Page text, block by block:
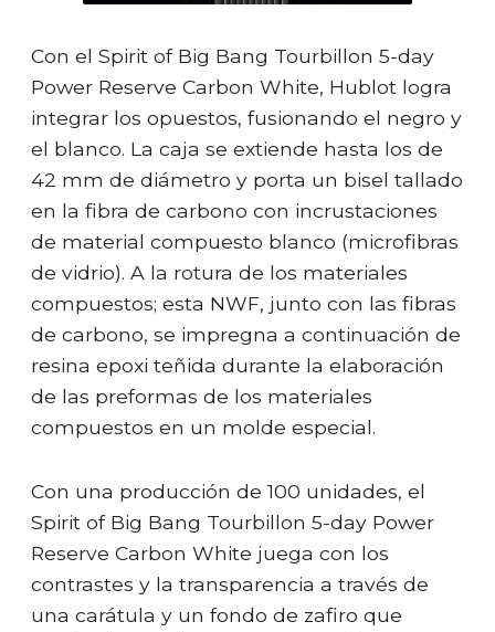
Con el Spirit of Big Bang Tourbillon 5-day
Power Reserve Carbon White, Hublot logra
integrar los opuestos, fusionando el negro y
el blanco. La caja se extiende hasta los de
42 mm de diámetro y porta un bisel tallado
en la fibra de carbono con incrustaciones
de material compuesto blanco (microfibras
de vidrio). A la rotura de los materiales
compuestos; esta NWF, junto con las fibras
de carbono, se impregna a continuación de
resina epoxi teñida durante la elaboración
de las preformas de los materiales
compuestos en un molde especial.
Con una producción de 100 unidades, el
Spirit of Big Bang Tourbillon 5-day Power
Reserve Carbon White juega con los
contrastes y la transparencia a través de
una carátula y un fondo de zafiro que